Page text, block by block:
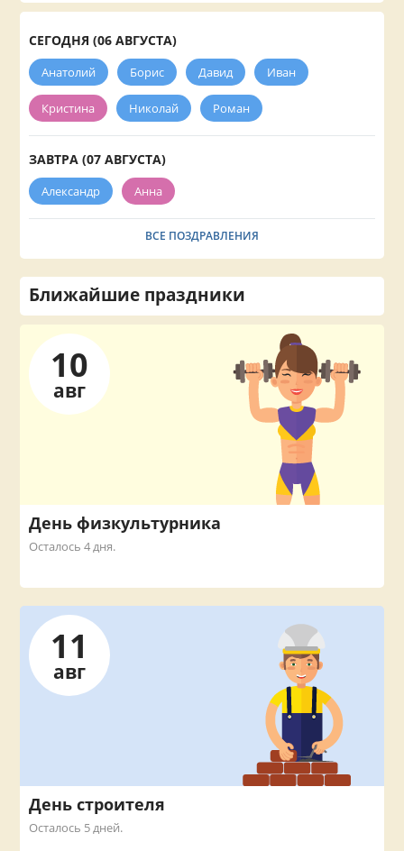
СЕГОДНЯ (06 АВГУСТА)
Анатолий Борис Давид Иван
Кристина Николай Роман
ЗАВТРА (07 АВГУСТА)
Александр Анна
ВСЕ ПОЗДРАВЛЕНИЯ
Ближайшие праздники
10
авг
День физкультурника
Осталось 4 дня.
11
авг
День строителя
Осталось 5 дней.